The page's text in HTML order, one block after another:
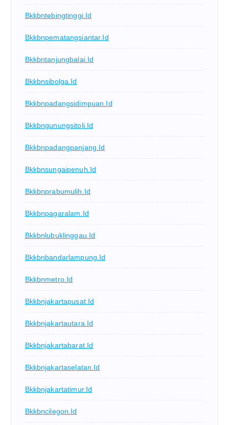
Bkkbntebingtinggi.id
Bkkbnpematangsiantar.id
Bkkbntanjungbalai.id
Bkkbnsibolga.id
Bkkbnpadangsidimpuan.id
Bkkbngunungsitoli.id
Bkkbnpadangpanjang.id
Bkkbnsungaipenuh.id
Bkkbnprabumulih.id
Bkkbnpagaralam.id
Bkkbnlubuklinggau.id
Bkkbnbandarlampung.id
Bkkbnmetro.id
Bkkbnjakartapusat.id
Bkkbnjakartautara.id
Bkkbnjakartabarat.id
Bkkbnjakartaselatan.id
Bkkbnjakartatimur.id
Bkkbncilegon.id